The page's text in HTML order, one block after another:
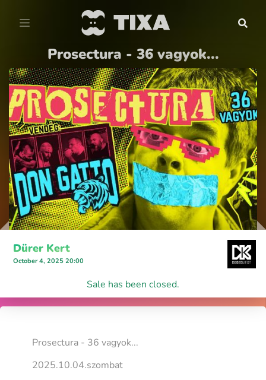
Prosectura - 36 vagyok...
Dürer Kert
October 4, 2025 20:00
Sale has been closed.
Prosectura - 36 vagyok...
2025.10.04.szombat